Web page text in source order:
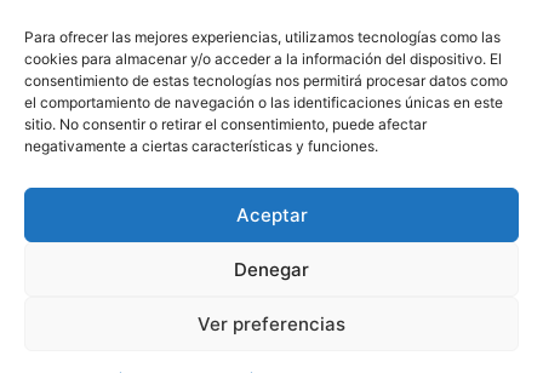
Para ofrecer las mejores experiencias, utilizamos tecnologías como las
cookies para almacenar y/o acceder a la información del dispositivo. El
consentimiento de estas tecnologías nos permitirá procesar datos como
el comportamiento de navegación o las identificaciones únicas en este
sitio. No consentir o retirar el consentimiento, puede afectar
negativamente a ciertas características y funciones.
Aceptar
Denegar
Ver preferencias
Condiciones de uso
Copyright © 2026 Aquabaño | Todos los derechos reservados
Diseñado porInnovation Studio
Financiado por la Unión Europea – NextGenerationEU. Sin embargo, los puntos de vista y las